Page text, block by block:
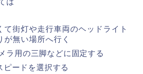
は
て街灯や走行車両のヘッドライト
が無い場所へ行く
ラ用の三脚などに固定する
ピードを選択する